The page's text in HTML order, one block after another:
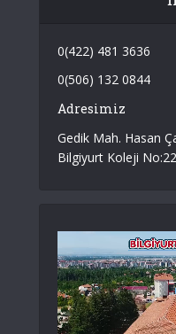
0(422) 481 3636
0(506) 132 0844
Adresimiz
Gedik Mah. Hasan
Bilgiyurt Koleji